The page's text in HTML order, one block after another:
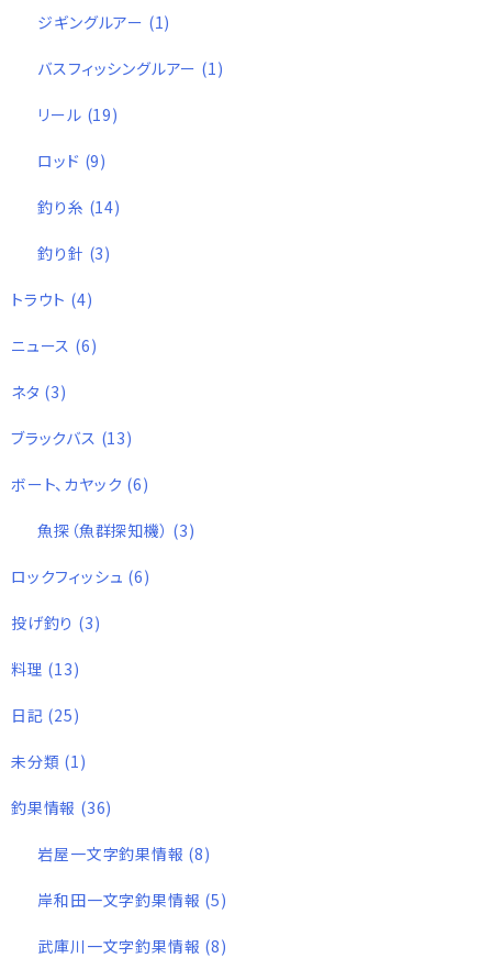
ジギングルアー (1)
バスフィッシングルアー (1)
リール (19)
ロッド (9)
釣り糸 (14)
釣り針 (3)
トラウト (4)
ニュース (6)
ネタ (3)
ブラックバス (13)
ボート、カヤック (6)
魚探（魚群探知機） (3)
ロックフィッシュ (6)
投げ釣り (3)
料理 (13)
日記 (25)
未分類 (1)
釣果情報 (36)
岩屋一文字釣果情報 (8)
岸和田一文字釣果情報 (5)
武庫川一文字釣果情報 (8)